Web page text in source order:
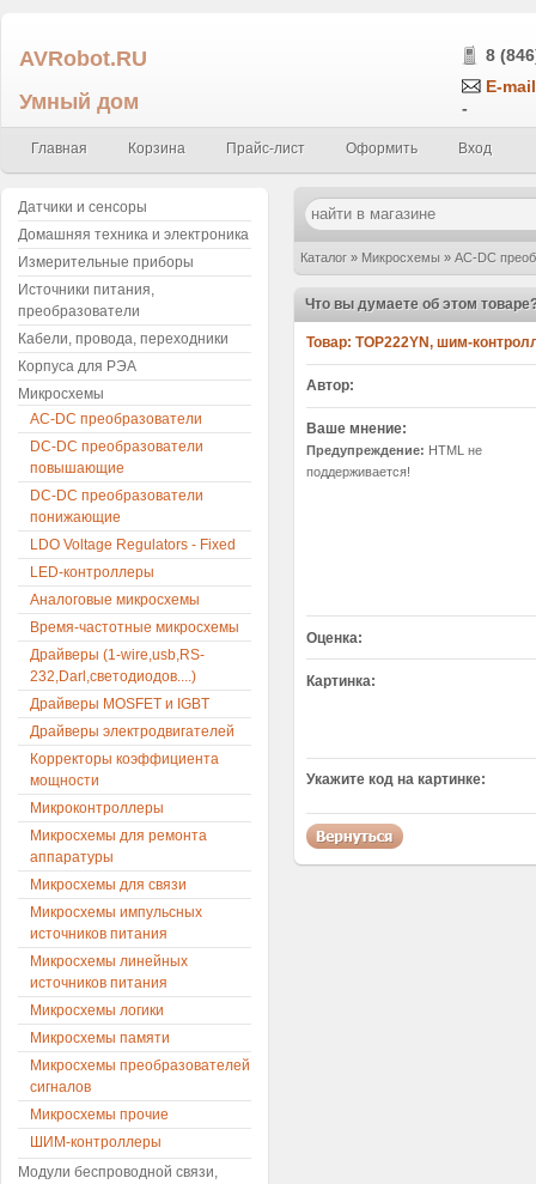
AVRobot.RU
Умный дом
8
E-
-
Главная Корзина Прайс-лист Оформить Вход
Каталог » Микросхемы » AC-DC
Что вы думаете об этом
Товар: TOP222YN, шим-
Автор:
Ваше мнение:
Предупреждение: HTML не
поддерживается!
Оценка:
Картинка:
Укажите код на картинке:
Датчики и сенсоры
Домашняя техника и электроника
Измерительные приборы
Источники питания,
преобразователи
Кабели, провода, переходники
Корпуса для РЭА
Микросхемы
AC-DC преобразователи
DC-DC преобразователи
повышающие
DC-DC преобразователи
понижающие
LDO Voltage Regulators - Fixed
LED-контроллеры
Аналоговые микросхемы
Время-частотные микросхемы
Драйверы (1-wire,usb,RS-
232,Darl,светодиодов....)
Драйверы MOSFET и IGBT
Драйверы электродвигателей
Корректоры коэффициента
мощности
Микроконтроллеры
Микросхемы для ремонта
аппаратуры
Микросхемы для связи
Микросхемы импульсных
источников питания
Микросхемы линейных
источников питания
Микросхемы логики
Микросхемы памяти
Микросхемы преобразователей
сигналов
Микросхемы прочие
ШИМ-контроллеры
Модули беспроводной связи,